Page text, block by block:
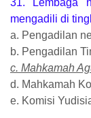
mengadili di
a. Pengadilan
b. Pengadilan
c. Mahkamah
d. Mahkamah
e. Komisi